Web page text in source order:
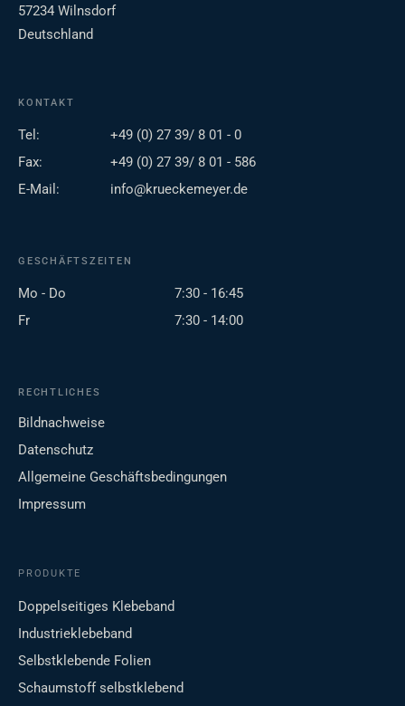
57234 Wilnsdorf
Deutschland
KONTAKT
Tel:
+49 (0) 27 39/ 8 01 - 0
Fax:
+49 (0) 27 39/ 8 01 - 586
E-Mail:
info@krueckemeyer.de
GESCHÄFTSZEITEN
Mo - Do
7:30 - 16:45
Fr
7:30 - 14:00
RECHTLICHES
Bildnachweise
Datenschutz
Allgemeine Geschäftsbedingungen
Impressum
PRODUKTE
Doppelseitiges Klebeband
Industrieklebeband
Selbstklebende Folien
Schaumstoff selbstklebend